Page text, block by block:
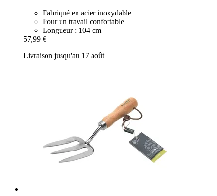
Fabriqué en acier inoxydable
Pour un travail confortable
Longueur : 104 cm
57,99 €
Livraison jusqu'au 17 août